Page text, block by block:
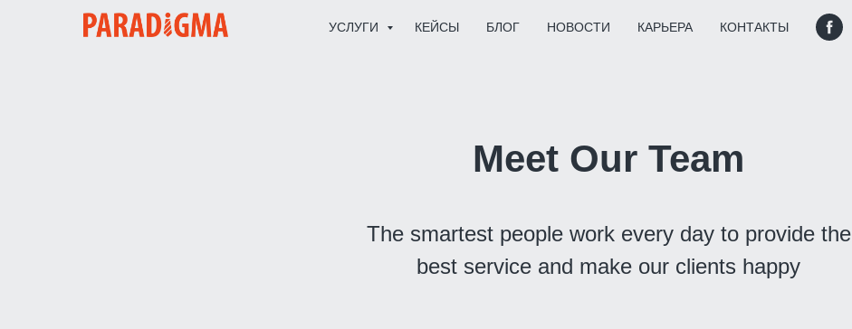
УСЛУГИ КЕЙСЫ БЛОГ НОВОСТИ КАРЬЕРА КОНТАКТЫ
Meet Our Team
The smartest people work every day to provide the
best service and make our clients happy